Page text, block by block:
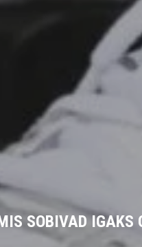
SOBIVAD IGAKS
JA
RALLY